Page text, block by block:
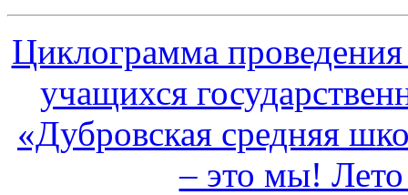
Циклограмма
учащихся
«Дубровская средняя
– это мы!